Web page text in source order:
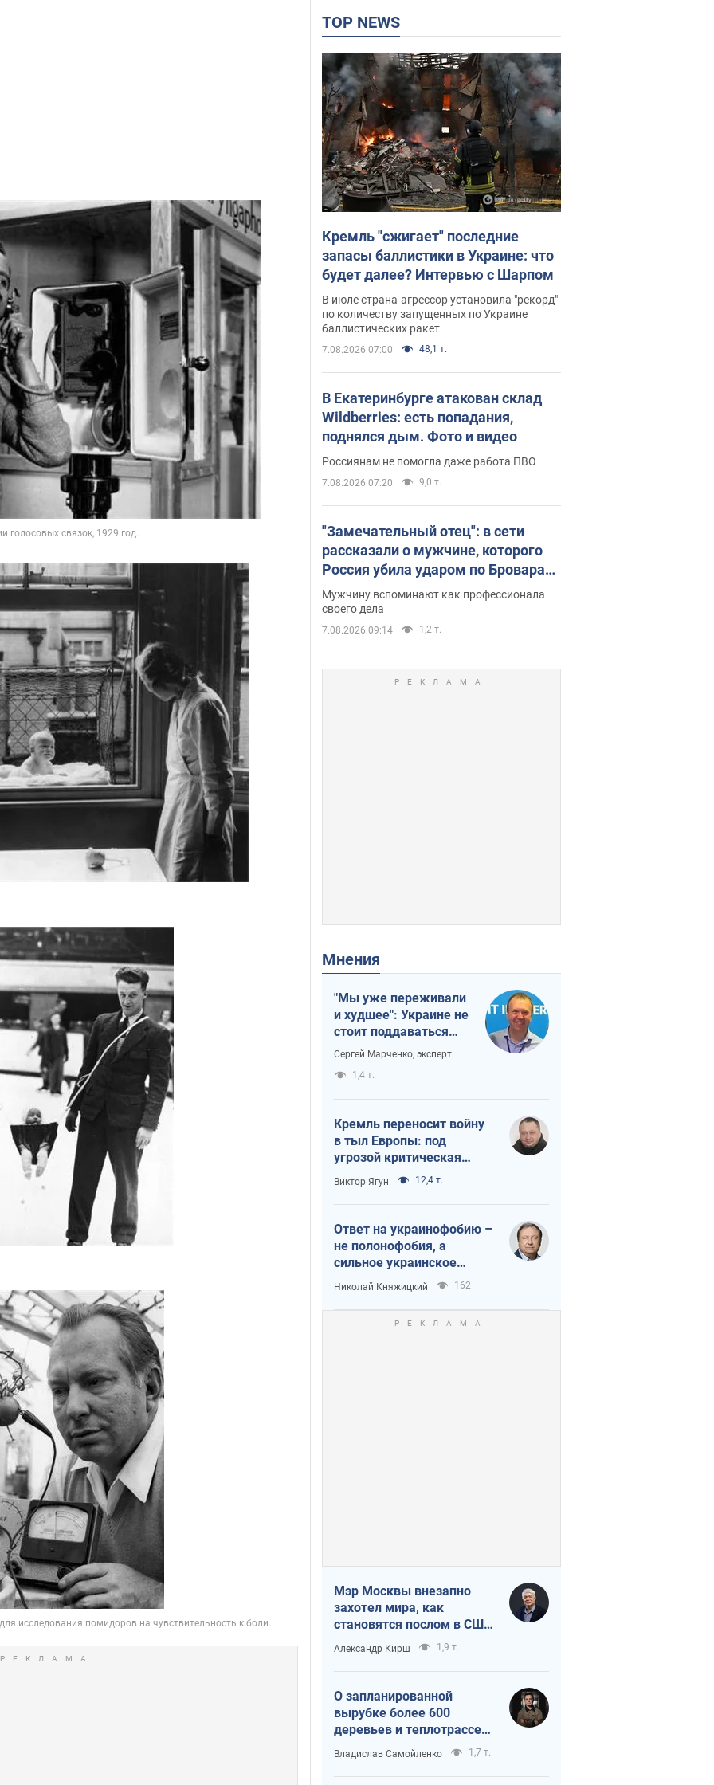
TOP NEWS
Кремль "сжигает" последние
запасы баллистики в Украине: что
будет далее? Интервью с Шарпом
В июле страна-агрессор установила "рекорд"
по количеству запущенных по Украине
баллистических ракет
7.08.2026 07:00 48,1 т.
В Екатеринбурге атакован склад
Wildberries: есть попадания,
поднялся дым. Фото и видео
Россиянам не помогла даже работа ПВО
7.08.2026 07:20 9,0 т.
"Замечательный отец": в сети
рассказали о мужчине, которого
Россия убила ударом по Броварам.
Фото
Мужчину вспоминают как профессионала
своего дела
7.08.2026 09:14 1,2 т.
Мнения
"Мы уже переживали
и худшее": Украине не
стоит поддаваться
отчаянию из-за
Сергей Марченко, эксперт
1,4 т.
Кремль переносит войну
в тыл Европы: под
угрозой критическая
логистика
Виктор Ягун 12,4 т.
Ответ на украинофобию –
не полонофобия, а
сильное украинское
государство
Николай Княжицкий 162
Мэр Москвы внезапно
захотел мира, как
становятся послом в США
и новые украинские топ-
рейтинги
Александр Кирш 1,9 т.
О запланированной
вырубке более 600
деревьев и теплотрассе:
что происходит на
Теремках в Киеве
Владислав Самойленко 1,7 т.